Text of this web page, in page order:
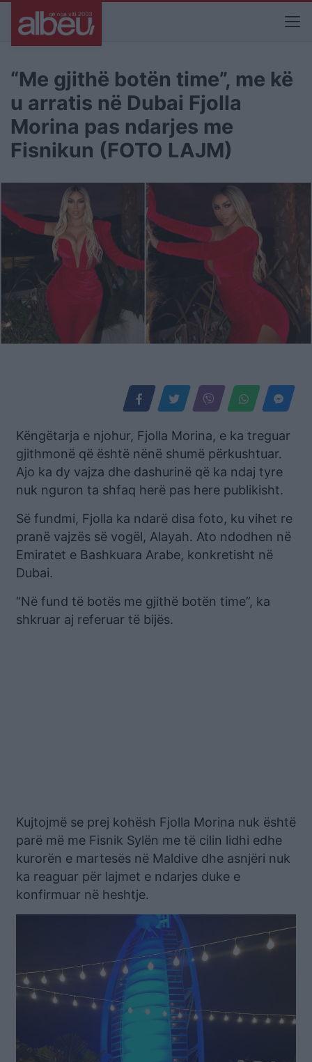
“Me gjithë botën time”, me kë
u arratis në Dubai Fjolla
Morina pas ndarjes me
Fisnikun (FOTO LAJM)
Këngëtarja e njohur, Fjolla Morina, e ka treguar
gjithmonë që është nënë shumë përkushtuar.
Ajo ka dy vajza dhe dashurinë që ka ndaj tyre
nuk nguron ta shfaq herë pas here publikisht.
Së fundmi, Fjolla ka ndarë disa foto, ku vihet re
pranë vajzës së vogël, Alayah. Ato ndodhen në
Emiratet e Bashkuara Arabe, konkretisht në
Dubai.
“Në fund të botës me gjithë botën time”, ka
shkruar aj referuar të bijës.
Kujtojmë se prej kohësh Fjolla Morina nuk është
parë më me Fisnik Sylën me të cilin lidhi edhe
kurorën e martesës në Maldive dhe asnjëri nuk
ka reaguar për lajmet e ndarjes duke e
konfirmuar në heshtje.